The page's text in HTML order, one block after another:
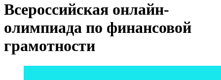
Всероссийская онлайн-
олимпиада по финансовой
грамотности